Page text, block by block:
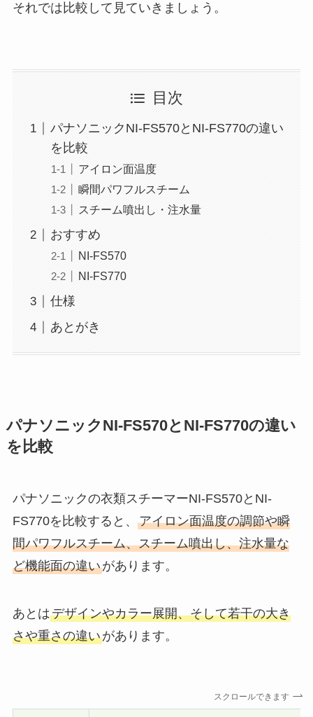
それでは比較して見ていきましょう。
目次
パナソニックNI-FS570とNI-FS770の違い
を比較
アイロン面温度
瞬間パワフルスチーム
スチーム噴出し・注水量
おすすめ
NI-FS570
NI-FS770
仕様
あとがき
パナソニックNI-FS570とNI-FS770の違い
を比較
パナソニックの衣類スチーマーNI-FS570とNI-
FS770を比較すると、 アイロン面温度の調節や瞬
間パワフルスチーム、スチーム噴出し、注水量な
ど機能面の違いがあります。
あとはデザインやカラー展開、そして若干の大き
さや重さの違いがあります。
スクロールできます